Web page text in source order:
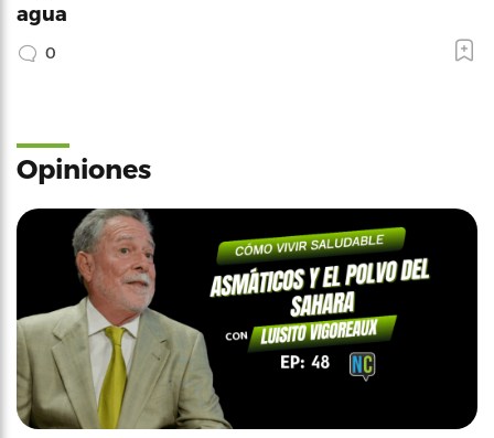
agua
0
Opiniones